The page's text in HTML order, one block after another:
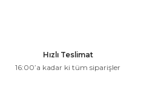
Hızlı Teslimat
16:00’a kadar ki tüm siparişler